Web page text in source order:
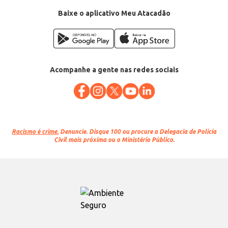
Baixe o aplicativo Meu Atacadão
Acompanhe a gente nas redes sociais
Racismo é crime. Denuncie. Disque 100 ou procure a Delegacia de Polícia
Civil mais próxima ou o Ministério Público.